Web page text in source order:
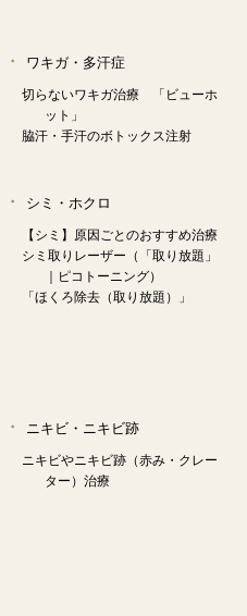
ワキガ・多汗症
切らないワキガ治療 「ビューホ
ット」
脇汗・手汗のボトックス注射
シミ・ホクロ
【シミ】原因ごとのおすすめ治療
シミ取りレーザー（「取り放題」
｜ピコトーニング）
「ほくろ除去（取り放題）」
ニキビ・ニキビ跡
ニキビやニキビ跡（赤み・クレー
ター）治療